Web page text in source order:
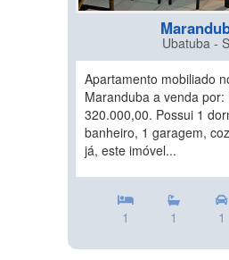
Ubatuba -
Apartamento mobiliado
Maranduba a venda por:
320.000,00. Possui 1
banheiro, 1 garagem,
já, este imóvel...
1 1 1